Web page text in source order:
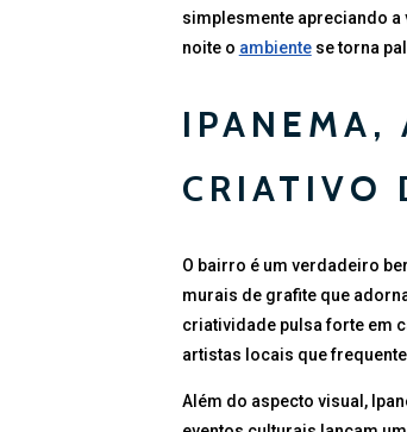
simplesmente apreciando a
noite o ambientese torna
IPANEMA,
CRIATIVO
O bairro é um verdadeiro
murais de grafite que
criatividade pulsa forte em
artistas locais que
Além do aspecto visual,